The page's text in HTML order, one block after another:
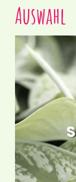
Auswahl